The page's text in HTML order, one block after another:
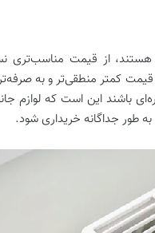
از قیمت مناسب‌تری
قیمت کمتر منطقی‌تر و به
باشند این است که لوازم
به طور جداگانه خریداری شود.